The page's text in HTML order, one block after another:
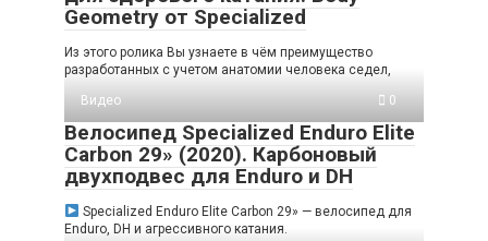
Geometry от Specialized
Из этого ролика Вы узнаете в чём преимущество
разработанных с учетом анатомии человека седел,
Видео
0
Велосипед Specialized Enduro Elite
Carbon 29» (2020). Карбоновый
двухподвес для Enduro и DH
Specialized Enduro Elite Carbon 29» — велосипед для
Enduro, DH и агрессивного катания.